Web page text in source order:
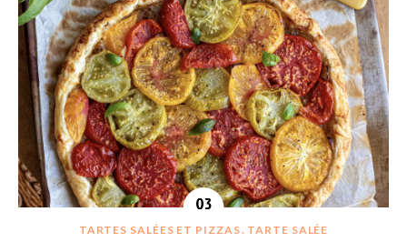
TARTES SALÉES ET PIZZAS TARTE SALÉE